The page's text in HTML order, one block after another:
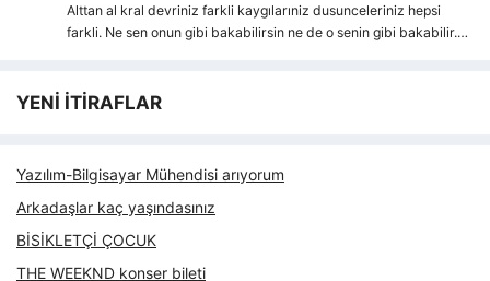
Alttan al kral devriniz farkli kaygılarıniz dusunceleriniz hepsi
farkli. Ne sen onun gibi bakabilirsin ne de o senin gibi bakabilir.…
YENİ İTİRAFLAR
Yazılım-Bilgisayar Mühendisi arıyorum
Arkadaşlar kaç yaşındasınız
BİSİKLETÇİ ÇOCUK
THE WEEKND konser bileti